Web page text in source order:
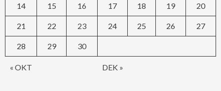
« OKT DEK »
14 15 16 17 18 19 20
21 22 23 24 25 26 27
28 29 30